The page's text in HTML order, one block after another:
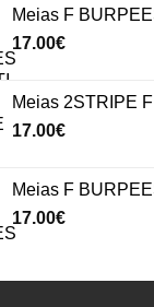
Meias F
17.00€
Meias 2STRIPE
17.00€
Meias F
17.00€